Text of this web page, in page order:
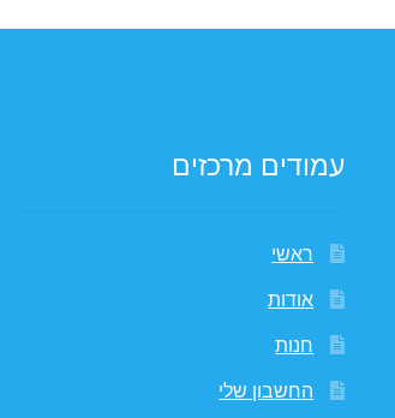
עמודים מרכזים
ראשי
אודות
חנות
החשבון שלי